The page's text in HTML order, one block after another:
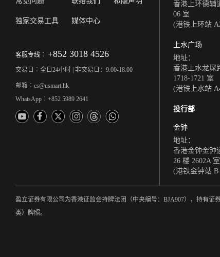
独家交易工具 媒体中心
客服专线︰ +852 3018 4526
交易日︰全日24小时 | 非交易日：9:00-18:00
邮箱︰cs@usmart.hk
WhatsApp︰+852 5989 2641
香港上环德辅
06 室
(港铁上环站
上水广场
地址：
香港上水龙琛
1718-1721 室
(港铁上水站
投行部
金钟
地址：
香港金钟金钟
26 楼 2602A 室
(港铁金钟站
盈立证券有限公司为香港证监会持牌法团（中央编号：BJA907），持有
类）牌照。